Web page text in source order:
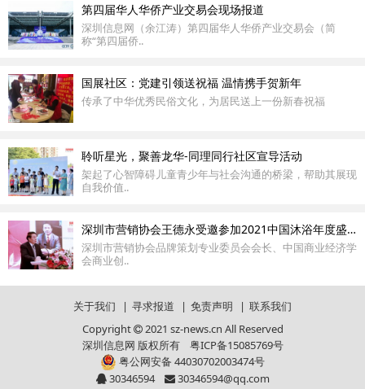
第四届华人华侨产业交易会现场报道
深圳信息网（余江涛）第四届华人华侨产业交易会（简
称“第四届侨..
国展社区：党建引领送祝福 温情携手贺新年
传承了中华优秀民俗文化，为居民送上一份新春祝福
聆听星光，聚善龙华-同理同行社区宣导活动
架起了心智障碍儿童青少年与社会沟通的桥梁，帮助其展现
自我价值..
深圳市营销协会王德永受邀参加2021中国沐浴年度盛典
深圳市营销协会品牌策划专业委员会会长、中国商业经济学
会商业创..
关于我们 | 寻求报道 | 免责声明 | 联系我们
Copyright
2021 sz-news.cn All Reserved
深圳信息网 版权所有 粤ICP备15085769号
粤公网安备 44030702003474号
30346594
30346594@qq.com